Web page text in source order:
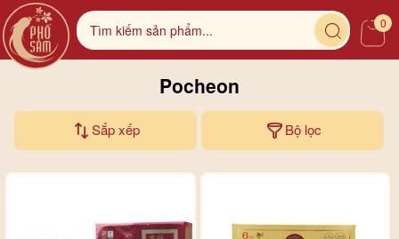
0
Pocheon
Sắp xếp Bộ lọc